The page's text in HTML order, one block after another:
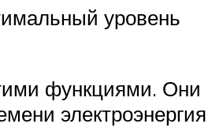
уровень
функциями. Они
электроэнергия